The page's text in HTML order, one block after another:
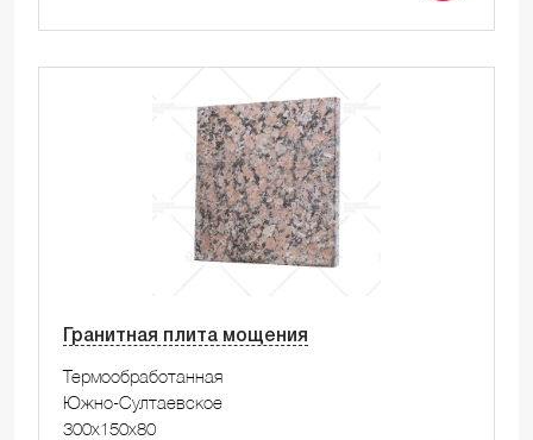
Гранитная плита мощения
Термообработанная
Южно-Султаевское
300x150x80